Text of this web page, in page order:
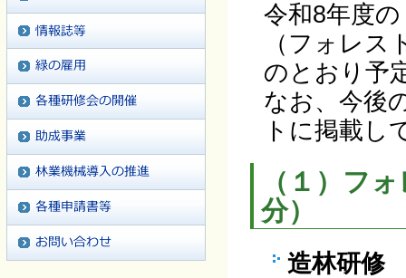
令和8年度
（フォレ
のとおり予
なお、今後
トに掲載し
（１）フ
分）
造林研修